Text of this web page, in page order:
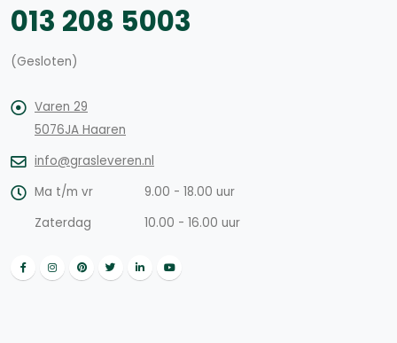
013 208 5003
(Gesloten)
Varen 29
5076JA Haaren
info@grasleveren.nl
Ma t/m vr
9.00 - 18.00 uur
Zaterdag
10.00 - 16.00 uur